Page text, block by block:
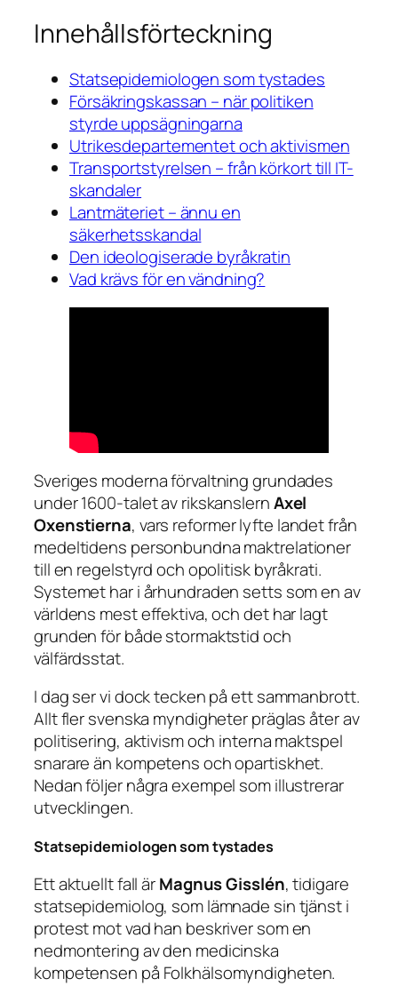
Innehållsförteckning
Statsepidemiologen som tystades
Försäkringskassan – när politiken
styrde uppsägningarna
Utrikesdepartementet och aktivismen
Transportstyrelsen – från körkort till IT-
skandaler
Lantmäteriet – ännu en
säkerhetsskandal
Den ideologiserade byråkratin
Vad krävs för en vändning?
Sveriges moderna förvaltning grundades
under 1600-talet av rikskanslernAxel
Oxenstierna, vars reformer lyfte landet från
medeltidens personbundna maktrelationer
till en regelstyrd och opolitisk byråkrati.
Systemet har i århundraden setts som en av
världens mest effektiva, och det har lagt
grunden för både stormaktstid och
välfärdsstat.
I dag ser vi dock tecken på ett sammanbrott.
Allt fler svenska myndigheter präglas åter av
politisering, aktivism och interna maktspel
snarare än kompetens och opartiskhet.
Nedan följer några exempel som illustrerar
utvecklingen.
Statsepidemiologen som tystades
Ett aktuellt fall ärMagnus Gisslén, tidigare
statsepidemiolog, som lämnade sin tjänst i
protest mot vad han beskriver som en
nedmontering av den medicinska
kompetensen på Folkhälsomyndigheten.